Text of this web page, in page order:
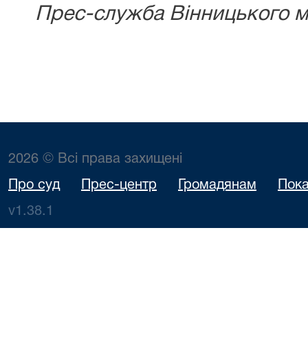
Прес-служба Вінницького
2026 © Всі права захищені
Про суд Прес-центр Громадянам
v1.38.1